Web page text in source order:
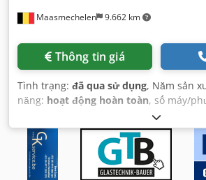
Maasmechelen 9.662 km
Thông tin giá
Tình trạng: đã qua sử dụng, Năm sản
năng: hoạt động hoàn toàn, số máy/
, tổng chiều
tổng chiều cao:2.400 mm, trọng lượng
dòng điện đầu vào:16 A , tần số đầu vào:
điện đầu vào:
ba pha, điện áp đầu vào:
kW (2,72 mã lực) ,